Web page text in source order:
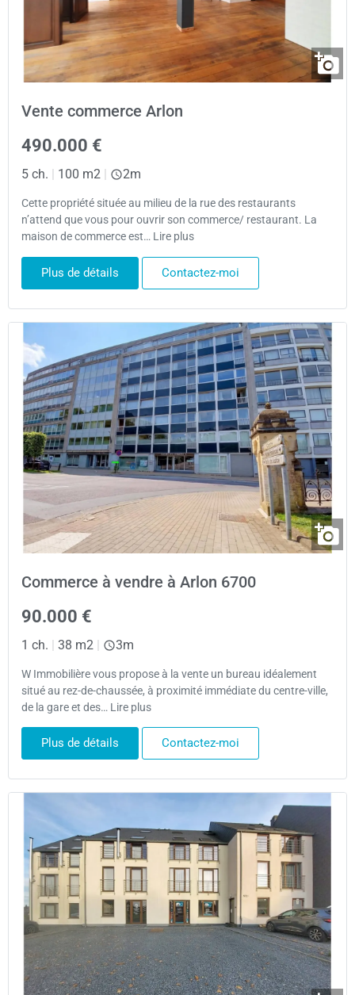
Vente commerce Arlon
490.000 €
5 ch. | 100 m2 | 2m
Cette propriété située au milieu de la rue des restaurants
n’attend que vous pour ouvrir son commerce/ restaurant. La
maison de commerce est… Lire plus
Plus de détails Contactez-moi
Commerce à vendre à Arlon 6700
90.000 €
1 ch. | 38 m2 | 3m
W Immobilière vous propose à la vente un bureau idéalement
situé au rez-de-chaussée, à proximité immédiate du centre-ville,
de la gare et des… Lire plus
Plus de détails Contactez-moi